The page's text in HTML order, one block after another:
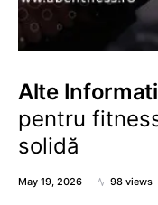
Alte
pentru
solidă
May 19, 2026 98 views